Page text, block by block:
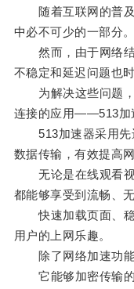
随着互联网的普及
中必不可少的一部分。
然而，由于网络结
不稳定和延迟问题也
为解决这些问题，
连接的应用——513加
513加速器采用先
数据传输，有效提高网
无论是在线观看视
都能够享受到流畅、
快速加载页面、稳
用户的上网乐趣。
除了网络加速功能
它能够加密传输的